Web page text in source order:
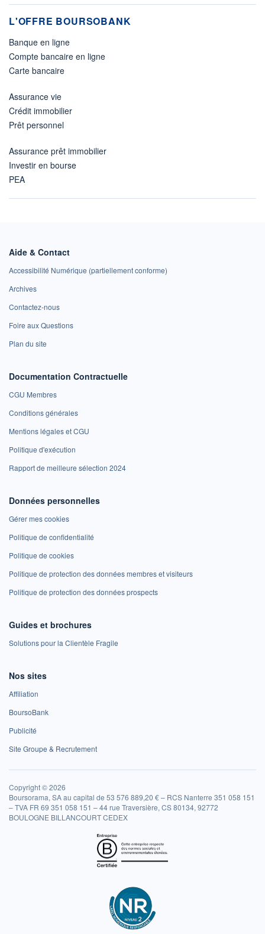
L'OFFRE BOURSOBANK
Banque en ligne
Compte bancaire en ligne
Carte bancaire
Assurance vie
Crédit immobilier
Prêt personnel
Assurance prêt immobilier
Investir en bourse
PEA
Aide & Contact
Accessibilité Numérique (partiellement conforme)
Archives
Contactez-nous
Foire aux Questions
Plan du site
Documentation Contractuelle
CGU Membres
Conditions générales
Mentions légales et CGU
Politique d'exécution
Rapport de meilleure sélection 2024
Données personnelles
Gérer mes cookies
Politique de confidentialité
Politique de cookies
Politique de protection des données membres et visiteurs
Politique de protection des données prospects
Guides et brochures
Solutions pour la Clientèle Fragile
Nos sites
Affiliation
BoursoBank
Publicité
Site Groupe & Recrutement
Copyright © 2026
Boursorama, SA au capital de 53 576 889,20 € – RCS Nanterre 351 058 151
– TVA FR 69 351 058 151 – 44 rue Traversière, CS 80134, 92772
BOULOGNE BILLANCOURT CEDEX